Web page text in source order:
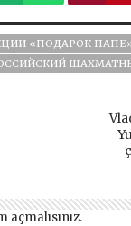
«ПОДАРОК
açmalısınız.